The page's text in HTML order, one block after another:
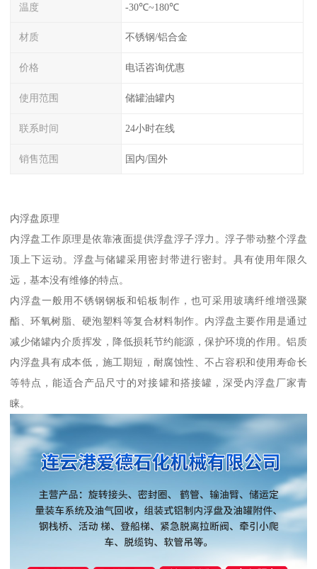
温度 -30℃~180℃
材质 不锈钢/铝合金
价格 电话咨询优惠
使用范围 储罐油罐内
联系时间 24小时在线
销售范围 国内/国外
内浮盘原理
内浮盘工作原理是依靠液面提供浮盘浮子浮力。浮子带动整个浮盘
顶上下运动。浮盘与储罐采用密封带进行密封。具有使用年限久
远，基本没有维修的特点。
内浮盘一般用不锈钢钢板和铅板制作，也可采用玻璃纤维增强聚
酯、环氧树脂、硬泡塑料等复合材料制作。内浮盘主要作用是通过
减少储罐内介质挥发，降低损耗节约能源，保护环境的作用。铝质
内浮盘具有成本低，施工期短，耐腐蚀性、不占容积和使用寿命长
等特点，能适合产品尺寸的对接罐和搭接罐，深受内浮盘厂家青
睐。